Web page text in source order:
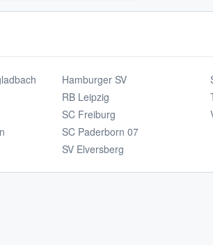
Hamburger SV
RB Leipzig
SC Freiburg
SC Paderborn 07
SV Elversberg